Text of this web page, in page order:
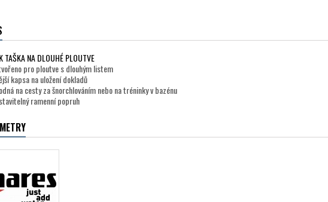
TAŠKA NA DLOUHÉ PLOUTVE
pro ploutve s dlouhým listem
kapsa na uložení dokladů
na cesty za šnorchlováním nebo na tréninky v bazénu
ramenní popruh